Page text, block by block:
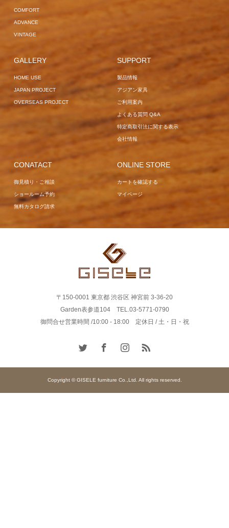
COMFORT
ADVANCE
VINTAGE
GALLERY
HOME USE
JAPAN PROJECT
OVERSEAS PROJECT
SUPPORT
製品情報
アジアン家具
ご利用案内
よくある質問 Q&A
特定商取引法に関する表示
会社情報
CONATACT
御見積り・ご相談
ショールーム予約
無料カタログ請求
ONLINE STORE
カートを確認する
マイページ
〒150-0001 東京都 渋谷区 神宮前 3-36-20
Garden表参道104 TEL.03-5771-0790
御問合せ営業時間 /10:00 - 18:00 定休日 / 土・日・祝
Copyright © GISELE furniture Co.,Ltd. All rights reserved.